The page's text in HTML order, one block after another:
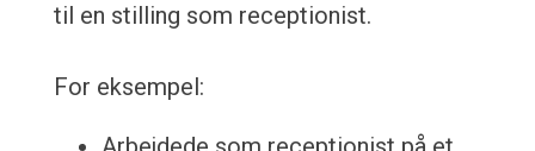
til en stilling som receptionist.
For eksempel: